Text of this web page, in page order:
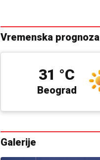
Vremenska prognoza
Beograd
31 °C
Galerije